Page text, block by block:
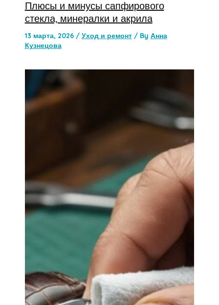
Плюсы и минусы сапфирового
стекла, минералки и акрила
13 марта, 2026 / Уход и ремонт/ By Анна
Кузнецова